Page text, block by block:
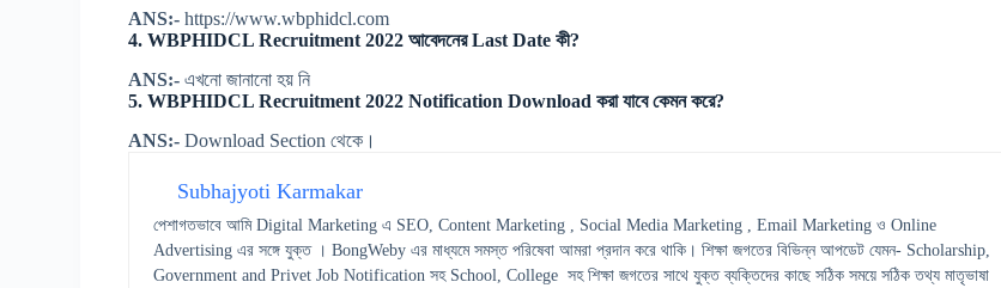
ANS:-https://www.wbphidcl.com
4. WBPHIDCL Recruitment 2022 আবেদনের Last Date কী?
ANS:-এখনো জানানো হয় নি
5. WBPHIDCL Recruitment 2022 Notification Download করা যাবে কেমন করে?
ANS:-Download Section থেকে।
Subhajyoti Karmakar
পেশাগতভাবে আমি Digital Marketing এ SEO, Content Marketing , Social Media Marketing , Email Marketing ও Online
Advertising এর সঙ্গে যুক্ত । BongWeby এর মাধ্যমে সমস্ত পরিষেবা আমরা প্রদান করে থাকি। শিক্ষা জগতের বিভিন্ন আপডেট যেমন- Scholarship,
Government and Privet Job Notification সহ School, College সহ শিক্ষা জগতের সাথে যুক্ত ব্যক্তিদের কাছে সঠিক সময়ে সঠিক তথ্য মাতৃভাষা